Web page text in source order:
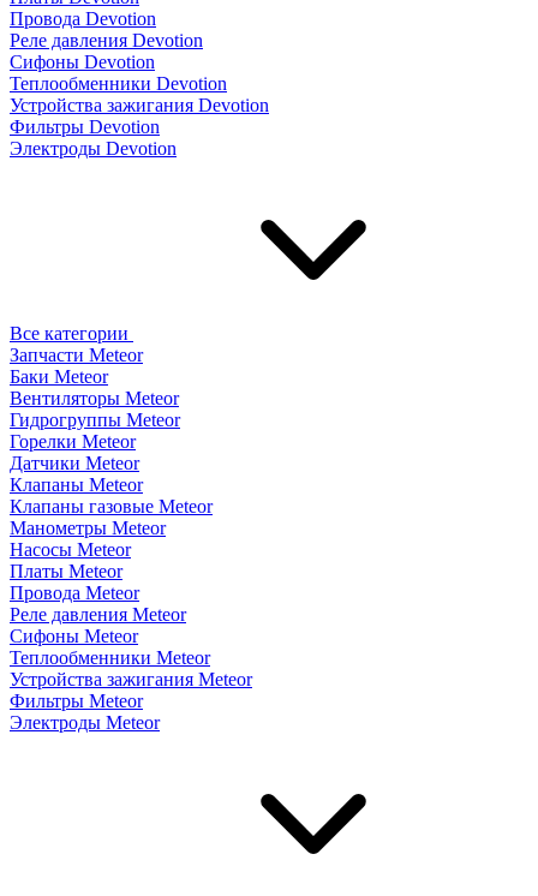
Провода Devotion
Реле давления Devotion
Сифоны Devotion
Теплообменники Devotion
Устройства зажигания Devotion
Фильтры Devotion
Электроды Devotion
Все категории
Запчасти Meteor
Баки Meteor
Вентиляторы Meteor
Гидрогруппы Meteor
Горелки Meteor
Датчики Meteor
Клапаны Meteor
Клапаны газовые Meteor
Манометры Meteor
Насосы Meteor
Платы Meteor
Провода Meteor
Реле давления Meteor
Сифоны Meteor
Теплообменники Meteor
Устройства зажигания Meteor
Фильтры Meteor
Электроды Meteor